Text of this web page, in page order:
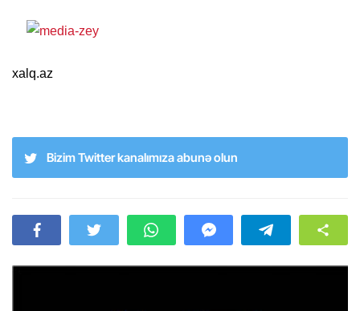
xalq.az
Bizim Twitter kanalımıza abunə olun